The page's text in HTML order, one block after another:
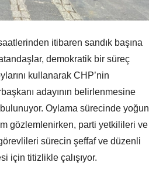
itibaren sandık başına
demokratik bir süreç
kullanarak CHP’nin
adayının belirlenmesine
bulunuyor. Oylama sürecinde yoğun
gözlemlenirken, parti yetkilileri ve
sürecin şeffaf ve düzenli
için titizlikle çalışıyor.